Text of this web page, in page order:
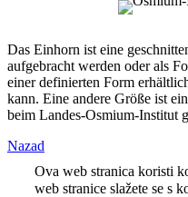
Das Einhorn ist eine
aufgebracht werden oder als
einer definierten Form
kann. Eine andere Größe ist
beim Landes-Osmium-Institut
Nazad
Ova web stranica koristi
web stranice slažete se s